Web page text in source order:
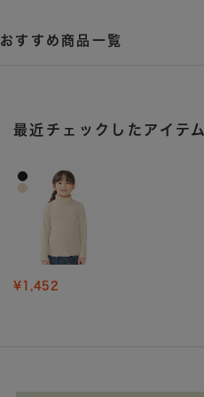
おすすめ商品一覧
最近チェックしたアイテム
¥1,452